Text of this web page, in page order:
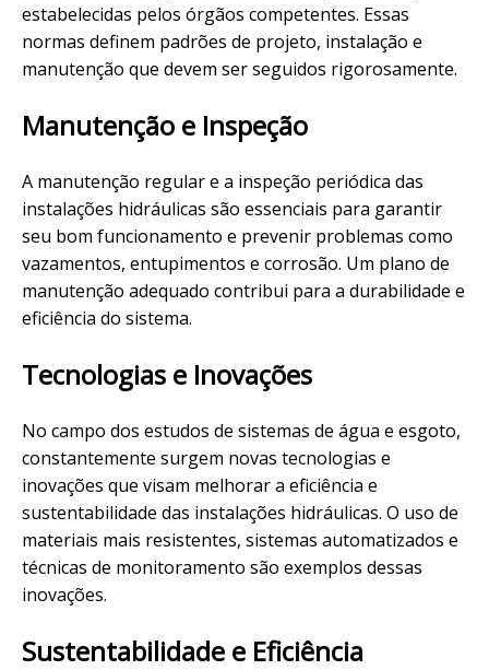
estabelecidas pelos órgãos competentes. Essas
normas definem padrões de projeto, instalação e
manutenção que devem ser seguidos rigorosamente.
Manutenção e Inspeção
A manutenção regular e a inspeção periódica das
instalações hidráulicas são essenciais para garantir
seu bom funcionamento e prevenir problemas como
vazamentos, entupimentos e corrosão. Um plano de
manutenção adequado contribui para a durabilidade e
eficiência do sistema.
Tecnologias e Inovações
No campo dos estudos de sistemas de água e esgoto,
constantemente surgem novas tecnologias e
inovações que visam melhorar a eficiência e
sustentabilidade das instalações hidráulicas. O uso de
materiais mais resistentes, sistemas automatizados e
técnicas de monitoramento são exemplos dessas
inovações.
Sustentabilidade e Eficiência